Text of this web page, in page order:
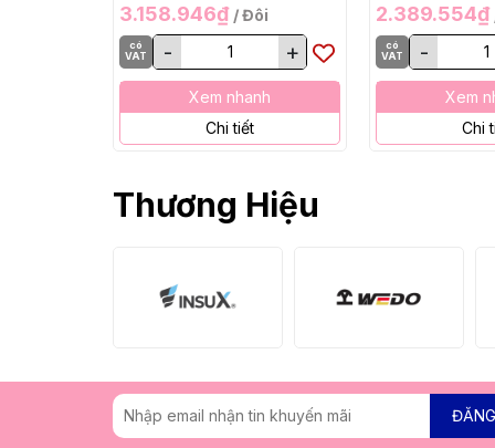
3.158.946₫ / Đôi
có
VAT
- +
Xem nhanh
Chi tiết
2.389.554₫
có
VAT
-
Xem
Chi
Thương Hiệu